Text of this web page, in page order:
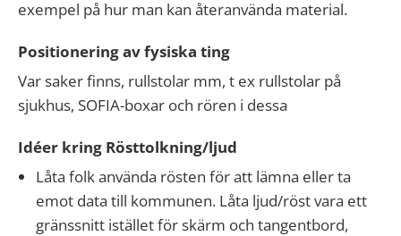
exempel på hur man kan återanvända material.
Positionering av fysiska ting
Var saker finns, rullstolar mm, t ex rullstolar på
sjukhus, SOFIA-boxar och rören i dessa
Idéer kring Rösttolkning/ljud
Låta folk använda rösten för att lämna eller ta
emot data till kommunen. Låta ljud/röst vara ett
gränssnitt istället för skärm och tangentbord,